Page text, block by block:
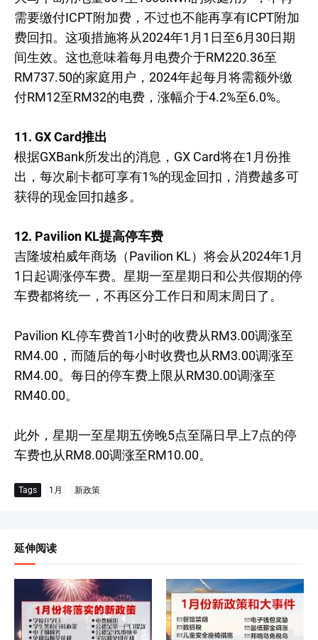
需要缴付ICPT附加费，不过也不能再享有ICPT附加
费回扣。这项措施将从2024年1月1日至6月30日期
间生效。这也意味着每月电费介于RM220.36至
RM737.50的家庭用户，2024年起每月将需额外缴
付RM12至RM32的电费，涨幅介于4.2%至6.0%。
11. GX Card推出
根据GXBank所发出的消息，GX Card将在1月份推
出，每次刷卡都可享有1%的现金回扣，消费越多可
获得的现金回扣越多。
12. Pavilion KL提高停车费
吉隆坡柏威年商场（Pavilion KL）将会从2024年1月
1日起调涨停车费。星期一至星期日和公共假期的停
车费都将统一，不再区分工作日和周末周日了。
Pavilion KL停车费首1小时的收费从RM3.00调涨至
RM4.00，而随后的每小时收费也从RM3.00调涨至
RM4.00。每日的停车费上限从RM30.00调涨至
RM40.00。
此外，星期一至星期五傍晚5点至隔日早上7点的停
车费也从RM8.00调涨至RM10.00。
Tags 1月 新政策
延伸阅读